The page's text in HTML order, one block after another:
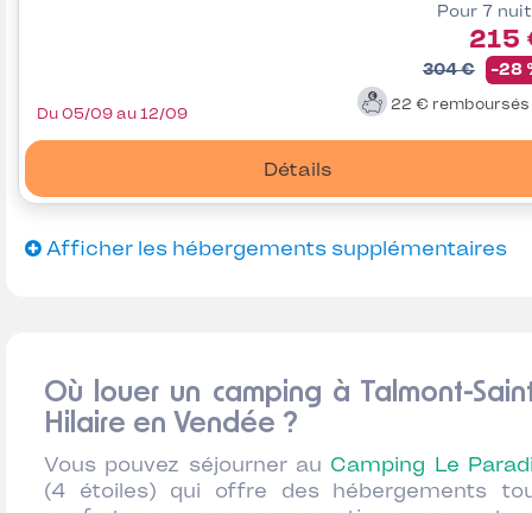
Pour 7
215
304 € -28
22 € remboursés
Détails
Du 05/09 au 12/09
Afficher les hébergements supplémentaires
Où louer un camping à Talmont-
Hilaire en Vendée ?
Vous pouvez séjourner au Camping Le
(4 étoiles) qui offre des hébergements